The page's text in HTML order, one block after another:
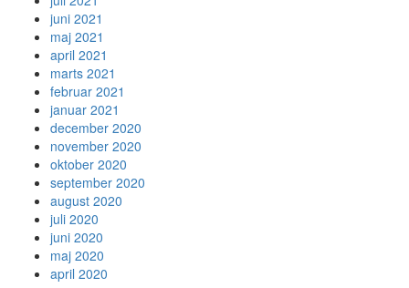
juni 2021
maj 2021
april 2021
marts 2021
februar 2021
januar 2021
december 2020
november 2020
oktober 2020
september 2020
august 2020
juli 2020
juni 2020
maj 2020
april 2020